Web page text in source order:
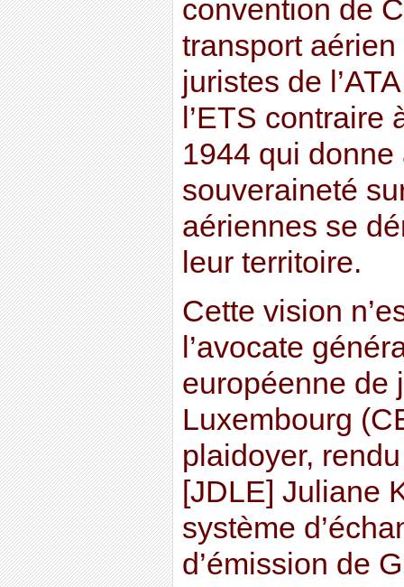
convention de
transport
juristes de
l’ETS
1944 qui
souveraineté
aériennes se
leur territoire.
Cette vision
l’avocate
européenne de
Luxembourg
plaidoyer,
[JDLE] Juliane
système
d’émission de